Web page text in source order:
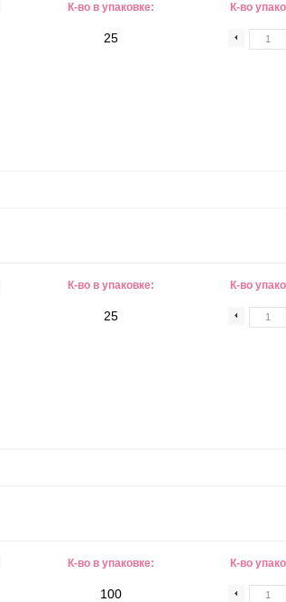
К-во в упаковке: К-во
25
К-во в упаковке: К-во
25
К-во в упаковке: К-во
100